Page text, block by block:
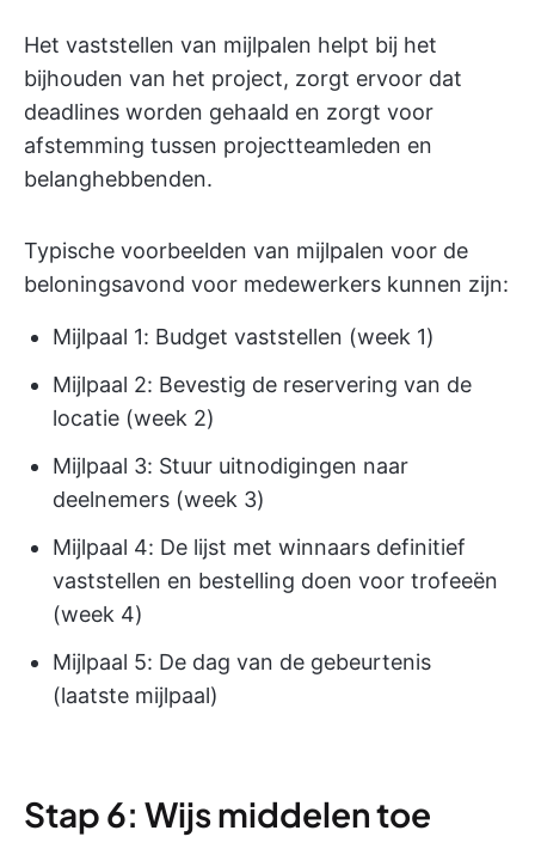
Het vaststellen van mijlpalen helpt bij het
bijhouden van het project, zorgt ervoor dat
deadlines worden gehaald en zorgt voor
afstemming tussen projectteamleden en
belanghebbenden.
Typische voorbeelden van mijlpalen voor de
beloningsavond voor medewerkers kunnen zijn:
Mijlpaal 1: Budget vaststellen (week 1)
Mijlpaal 2: Bevestig de reservering van de
locatie (week 2)
Mijlpaal 3: Stuur uitnodigingen naar
deelnemers (week 3)
Mijlpaal 4: De lijst met winnaars definitief
vaststellen en bestelling doen voor trofeeën
(week 4)
Mijlpaal 5: De dag van de gebeurtenis
(laatste mijlpaal)
Stap 6: Wijs middelen toe